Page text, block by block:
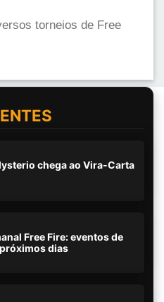
torneios de Free
chega ao Vira-Carta
Free Fire: eventos de
dias